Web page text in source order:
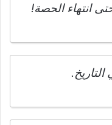
انتهاء الحصة!